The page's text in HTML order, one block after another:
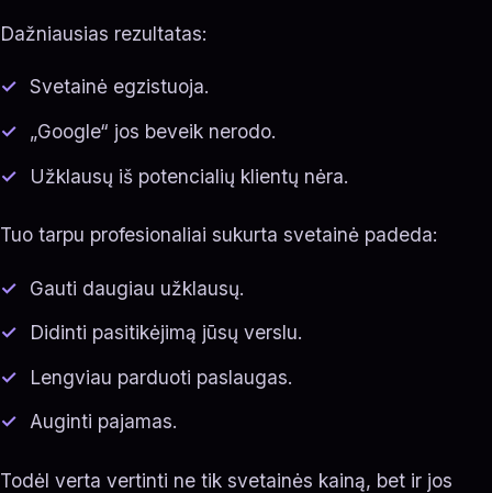
Dažniausias rezultatas:
Svetainė egzistuoja.
„Google“ jos beveik nerodo.
Užklausų iš potencialių klientų nėra.
Tuo tarpu profesionaliai sukurta svetainė padeda:
Gauti daugiau užklausų.
Didinti pasitikėjimą jūsų verslu.
Lengviau parduoti paslaugas.
Auginti pajamas.
Todėl verta vertinti ne tik svetainės kainą, bet ir jos